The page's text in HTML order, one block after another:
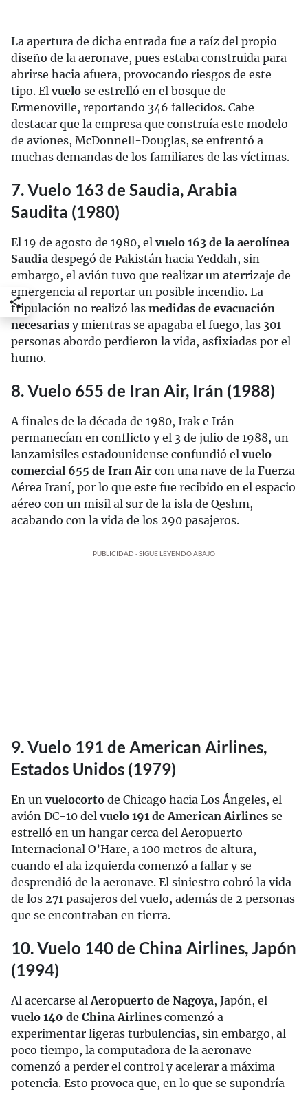
La apertura de dicha entrada fue a raíz del propio
diseño de la aeronave, pues estaba construida para
abrirse hacia afuera, provocando riesgos de este
tipo. El vuelo se estrelló en el bosque de
Ermenoville, reportando 346 fallecidos. Cabe
destacar que la empresa que construía este modelo
de aviones, McDonnell-Douglas, se enfrentó a
muchas demandas de los familiares de las víctimas.
7. Vuelo 163 de Saudia, Arabia
Saudita (1980)
El 19 de agosto de 1980, el vuelo 163 de la aerolínea
Saudia despegó de Pakistán hacia Yeddah, sin
embargo, el avión tuvo que realizar un aterrizaje de
emergencia al reportar un posible incendio. La
tripulación no realizó las medidas de evacuación
necesarias y mientras se apagaba el fuego, las 301
personas abordo perdieron la vida, asfixiadas por el
humo.
8. Vuelo 655 de Iran Air, Irán (1988)
A finales de la década de 1980, Irak e Irán
permanecían en conflicto y el 3 de julio de 1988, un
lanzamisiles estadounidense confundió el vuelo
comercial 655 de Iran Air con una nave de la Fuerza
Aérea Iraní, por lo que este fue recibido en el espacio
aéreo con un misil al sur de la isla de Qeshm,
acabando con la vida de los 290 pasajeros.
PUBLICIDAD - SIGUE LEYENDO ABAJO
9. Vuelo 191 de American Airlines,
Estados Unidos (1979)
En un vuelocorto de Chicago hacia Los Ángeles, el
avión DC-10 del vuelo 191 de American Airlines se
estrelló en un hangar cerca del Aeropuerto
Internacional O’Hare, a 100 metros de altura,
cuando el ala izquierda comenzó a fallar y se
desprendió de la aeronave. El siniestro cobró la vida
de los 271 pasajeros del vuelo, además de 2 personas
que se encontraban en tierra.
10. Vuelo 140 de China Airlines, Japón
(1994)
Al acercarse al Aeropuerto de Nagoya, Japón, el
vuelo 140 de China Airlines comenzó a
experimentar ligeras turbulencias, sin embargo, al
poco tiempo, la computadora de la aeronave
comenzó a perder el control y acelerar a máxima
potencia. Esto provoca que, en lo que se supondría